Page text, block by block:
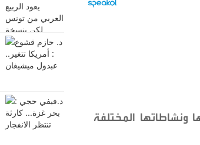
المختلفة